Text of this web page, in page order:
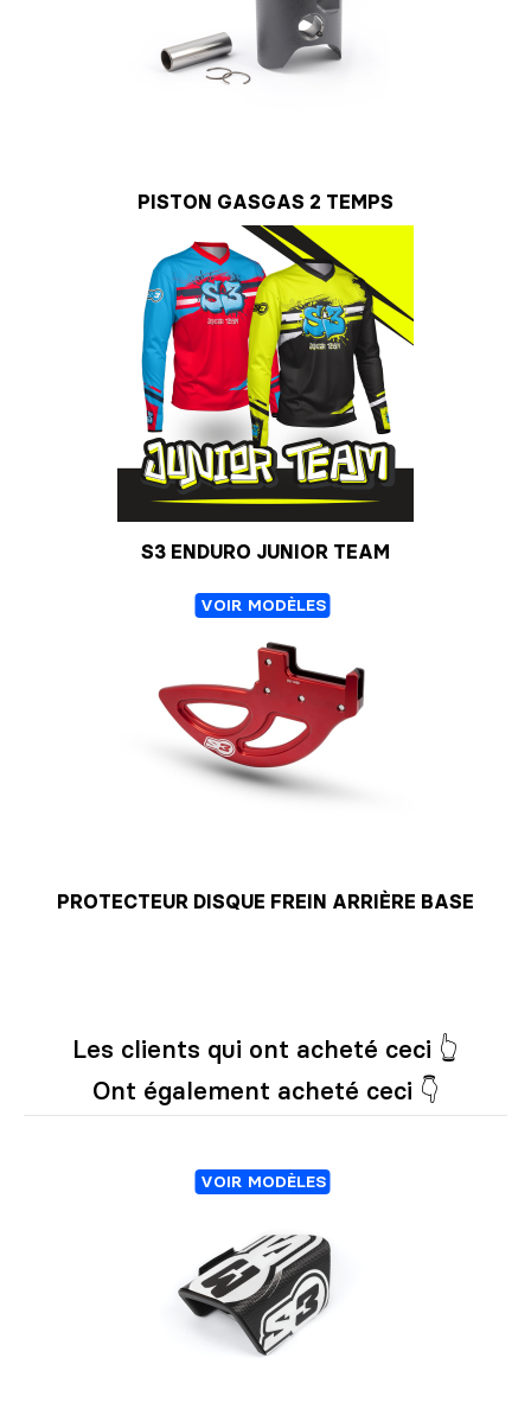
PISTON GASGAS 2 TEMPS
S3 ENDURO JUNIOR TEAM
VOIR MODÈLES
PROTECTEUR DISQUE FREIN ARRIÈRE BASE
Les clients qui ont acheté ceci 👆
Ont également acheté ceci 👇
VOIR MODÈLES